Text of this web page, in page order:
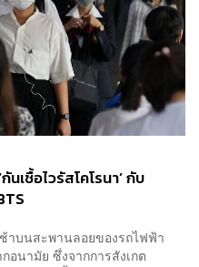
เชื้อไวรัสโคโรนา’ กับ
าบนสะพานลอยของรถไฟฟ้า
อนามัย ซึ่งจากการสังเกต